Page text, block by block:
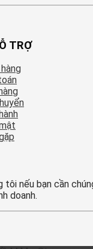
TRỢ
tôi nếu bạn cần
doanh.